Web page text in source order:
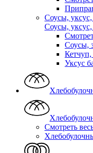
Соусы,
Соусы,
Соусы,
Кетчуп,
Уксус
Смотреть